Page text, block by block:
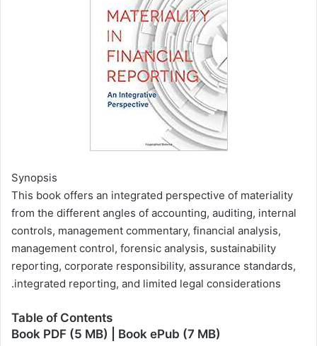
Synopsis
This book offers an integrated perspective of materiality
from the different angles of accounting, auditing, internal
controls, management commentary, financial analysis,
management control, forensic analysis, sustainability
reporting, corporate responsibility, assurance standards,
integrated reporting, and limited legal considerations.
Table of Contents
Book PDF (5 MB) | Book ePub (7 MB)